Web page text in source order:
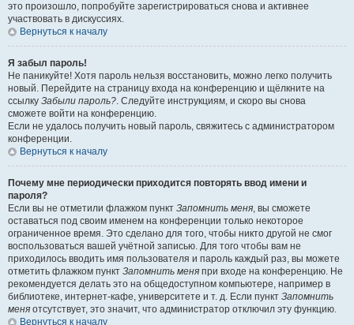
это произошло, попробуйте зарегистрироваться снова и активнее
участвовать в дискуссиях.
Вернуться к началу
Я забыл пароль!
Не паникуйте! Хотя пароль нельзя восстановить, можно легко получить
новый. Перейдите на страницу входа на конференцию и щёлкните на
ссылку Забыли пароль?. Следуйте инструкциям, и скоро вы снова
сможете войти на конференцию.
Если не удалось получить новый пароль, свяжитесь с администратором
конференции.
Вернуться к началу
Почему мне периодически приходится повторять ввод имени и
пароля?
Если вы не отметили флажком пункт Запомнить меня, вы сможете
оставаться под своим именем на конференции только некоторое
ограниченное время. Это сделано для того, чтобы никто другой не смог
воспользоваться вашей учётной записью. Для того чтобы вам не
приходилось вводить имя пользователя и пароль каждый раз, вы можете
отметить флажком пункт Запомнить меня при входе на конференцию. Не
рекомендуется делать это на общедоступном компьютере, например в
библиотеке, интернет-кафе, университете и т. д. Если пункт Запомнить
меня отсутствует, это значит, что администратор отключил эту функцию.
Вернуться к началу